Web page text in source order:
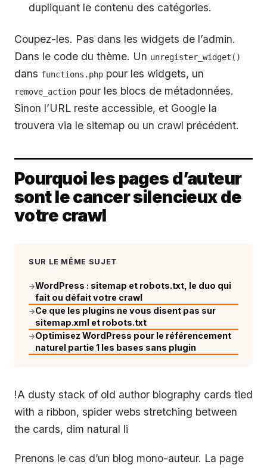
dupliquant le contenu des catégories.
Coupez-les. Pas dans les widgets de l’admin.
Dans le code du thème. Un unregister_widget()
dans functions.php pour les widgets, un
remove_action pour les blocs de métadonnées.
Sinon l’URL reste accessible, et Google la
trouvera via le sitemap ou un crawl précédent.
Pourquoi les pages d’auteur
sont le cancer silencieux de
votre crawl
SUR LE MÊME SUJET
→WordPress : sitemap et robots.txt, le duo qui
fait ou défait votre crawl
→Ce que les plugins ne vous disent pas sur
sitemap.xml et robots.txt
→Optimisez WordPress pour le référencement
naturel partie 1 les bases sans plugin
!A dusty stack of old author biography cards tied
with a ribbon, spider webs stretching between
the cards, dim natural li
Prenons le cas d’un blog mono-auteur. La page